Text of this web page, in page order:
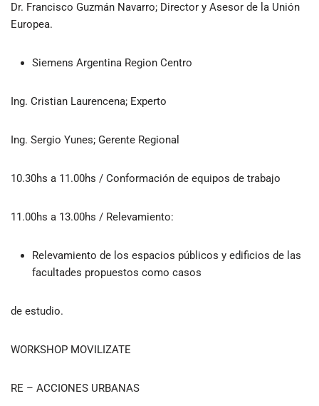
Dr. Francisco Guzmán Navarro; Director y Asesor de la Unión
Europea.
Siemens Argentina Region Centro
Ing. Cristian Laurencena; Experto
Ing. Sergio Yunes; Gerente Regional
10.30hs a 11.00hs / Conformación de equipos de trabajo
11.00hs a 13.00hs / Relevamiento:
Relevamiento de los espacios públicos y edificios de las
facultades propuestos como casos
de estudio.
WORKSHOP MOVILIZATE
RE – ACCIONES URBANAS